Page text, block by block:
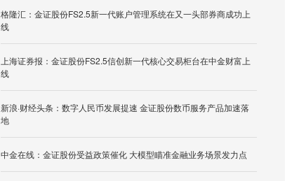
格隆汇：金证股份FS2.5新一代账户管理系统在又一头部券商成功上
线
上海证券报：金证股份FS2.5信创新一代核心交易柜台在中金财富上
线
新浪·财经头条：数字人民币发展提速 金证股份数币服务产品加速落
地
中金在线：金证股份受益政策催化 大模型瞄准金融业务场景发力点